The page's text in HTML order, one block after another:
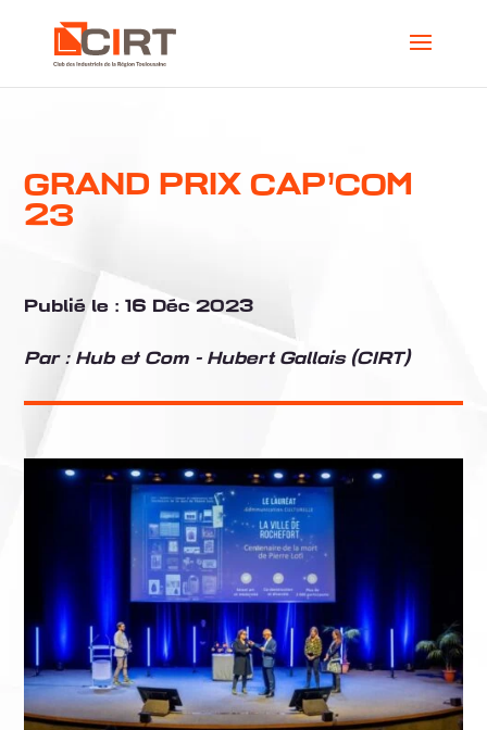
GRAND PRIX CAP’COM
23
Publié le :16 Déc 2023
Par : Hub & Com - Hubert Gallais (CIRT)